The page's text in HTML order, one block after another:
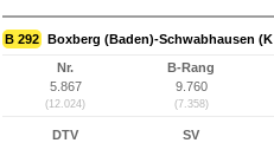
B 292 Boxberg (Baden)-Schwabhausen
Nr.
5.867
(12.024)
B-Rang
9.760
(7.358)
DTV
SV